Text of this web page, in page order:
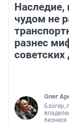
Наследие,
чудом не
разнес
советских
Олег
Блогер,
бизнесе